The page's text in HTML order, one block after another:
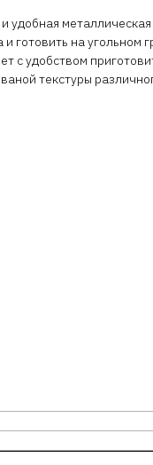
металлическая
готовить на угольном
с удобством
текстуры